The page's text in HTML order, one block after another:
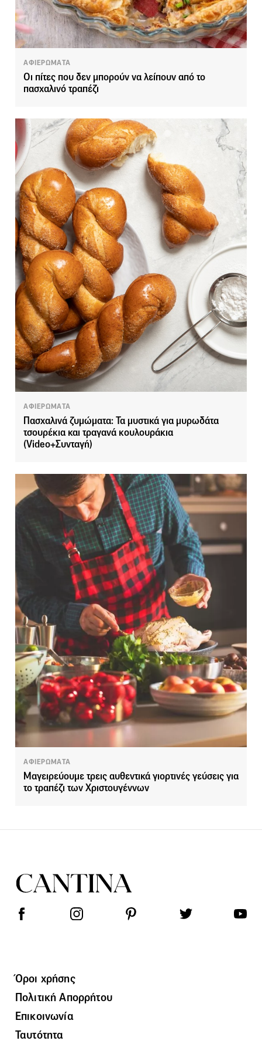
ΑΦΙΕΡΩΜΑΤΑ
Οι πίτες που δεν μπορούν να λείπουν από το
πασχαλινό τραπέζι
ΑΦΙΕΡΩΜΑΤΑ
Πασχαλινά ζυμώματα: Τα μυστικά για μυρωδάτα
τσουρέκια και τραγανά κουλουράκια
(Video+Συνταγή)
ΑΦΙΕΡΩΜΑΤΑ
Μαγειρεύουμε τρεις αυθεντικά γιορτινές γεύσεις για
το τραπέζι των Χριστουγέννων
Όροι χρήσης
Πολιτική Απορρήτου
Επικοινωνία
Ταυτότητα